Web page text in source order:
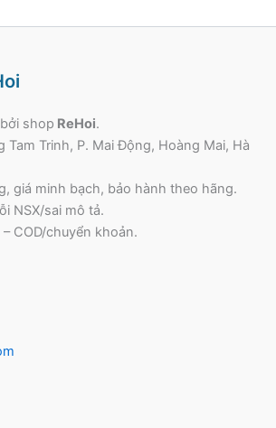
shop ReHoi.
Tam Trinh, P. Mai Động, Hoàng Mai, Hà
giá minh bạch, bảo hành theo hãng.
NSX/sai mô tả.
COD/chuyển khoản.